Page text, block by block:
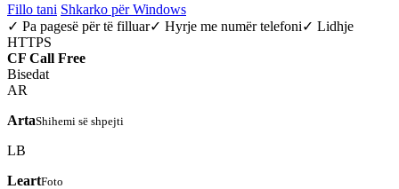
Fillo tani Shkarko për Windows
✓ Pa pagesë për të filluar✓ Hyrje me numër telefoni✓ Lidhje
HTTPS
CF Call Free
Bisedat
AR
ArtaShihemi së shpejti
LB
LeartFoto